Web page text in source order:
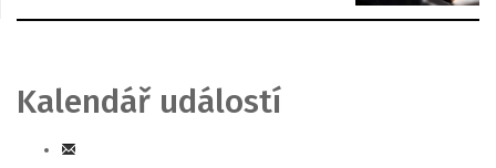
Kalendář událostí